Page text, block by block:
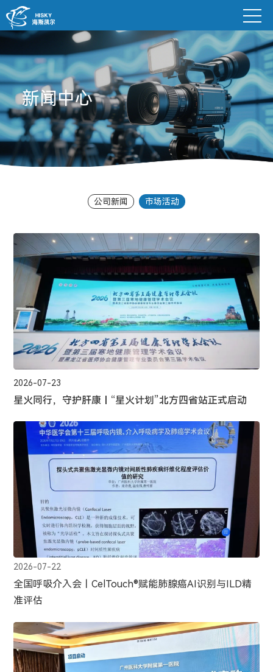
新闻中心
公司新闻 市场活动
2026-07-23
星火同行，守护肝康丨“星火计划”北方四省站正式启动
2026-07-22
全国呼吸介入会丨CelTouch®赋能肺腺癌AI识别与ILD精
准评估